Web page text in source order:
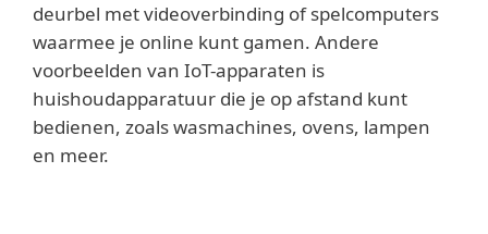
deurbel met videoverbinding of spelcomputers
waarmee je online kunt gamen. Andere
voorbeelden van IoT-apparaten is
huishoudapparatuur die je op afstand kunt
bedienen, zoals wasmachines, ovens, lampen
en meer.